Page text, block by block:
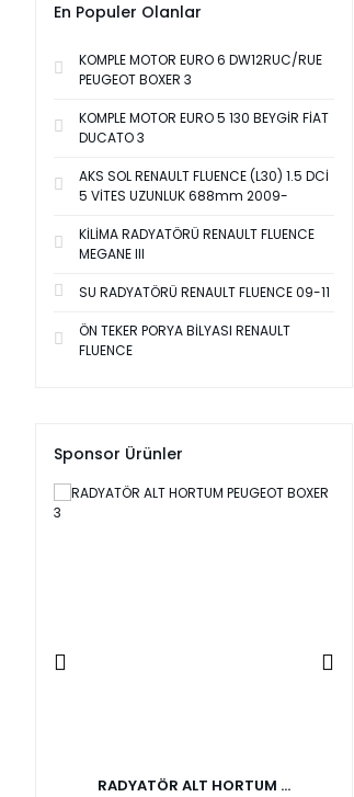
En Populer Olanlar
KOMPLE MOTOR EURO 6 DW12RUC/RUE
PEUGEOT BOXER 3
KOMPLE MOTOR EURO 5 130 BEYGİR FİAT
DUCATO 3
AKS SOL RENAULT FLUENCE (L30) 1.5 DCİ
5 VİTES UZUNLUK 688mm 2009-
KİLİMA RADYATÖRÜ RENAULT FLUENCE
MEGANE III
SU RADYATÖRÜ RENAULT FLUENCE 09-11
ÖN TEKER PORYA BİLYASI RENAULT
FLUENCE
Sponsor Ürünler
RADYATÖR ALT HORTUM ...